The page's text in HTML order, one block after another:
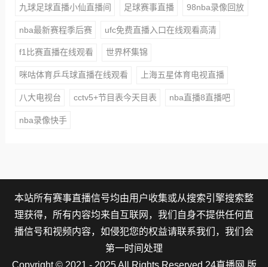
九球足球直播小仙直播间 足球赛事直播 98nba录像回放
nba最新赛程季后赛 ufc免费直播入口在线观看高清
f1比赛直播在线观看 世界杯集锦
咪咕体育乒乓球直播在线观看 上海五星体育电视直播
八大电视台 cctv5+节目表今天目表 nba直播8直播吧
nba录像快手
本站所有赛事直播信号均由用户收集或从搜索引擎搜索整
理获得，所有内容均来自互联网，我们自身不提供任何直
播信号和视频内容，如侵犯您的权益请联系我们，我们会
第一时间处理